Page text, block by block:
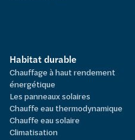
Habitat durable
Chauffage à haut rendement
énergétique
Les panneaux solaires
Chauffe eau thermodynamique
Chauffe eau solaire
Climatisation